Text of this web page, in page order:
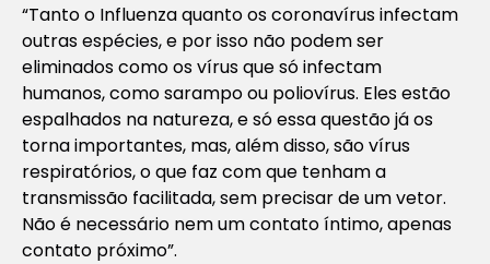
“Tanto o Influenza quanto os coronavírus infectam
outras espécies, e por isso não podem ser
eliminados como os vírus que só infectam
humanos, como sarampo ou poliovírus. Eles estão
espalhados na natureza, e só essa questão já os
torna importantes, mas, além disso, são vírus
respiratórios, o que faz com que tenham a
transmissão facilitada, sem precisar de um vetor.
Não é necessário nem um contato íntimo, apenas
contato próximo”.